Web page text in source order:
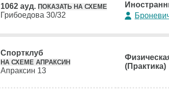
1062 ауд. ПОКАЗАТЬ НА СХЕМЕ
Грибоедова 30/32
Спортклуб
НА СХЕМЕ АПРАКСИН
Апраксин 13
(Практика)